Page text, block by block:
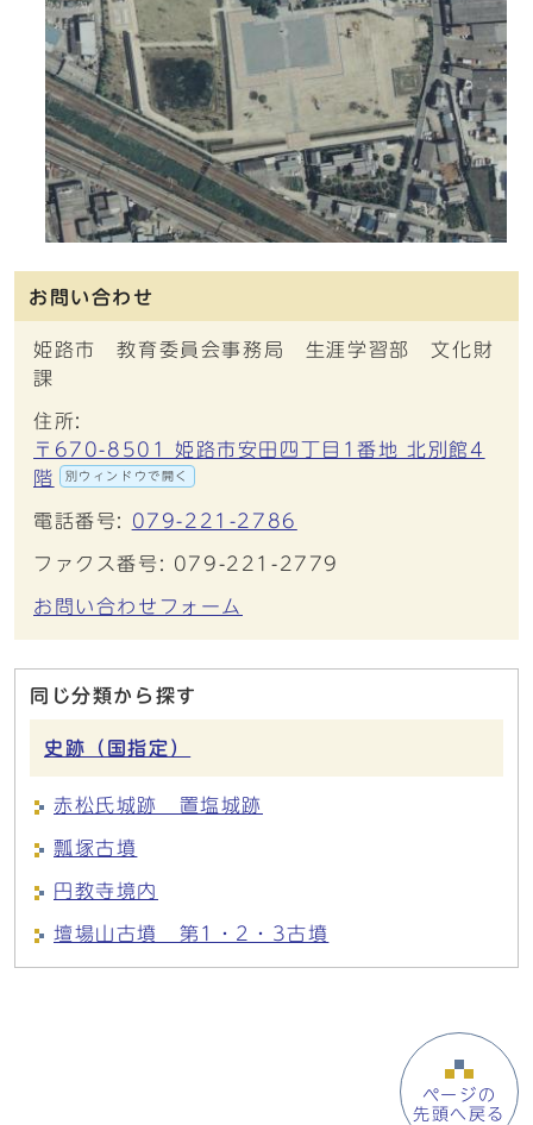
お問い合わせ
姫路市 教育委員会事務局 生涯学習部 文化財
課
住所:
〒670-8501 姫路市安田四丁目1番地 北別館4
階
別ウィンドウで開く
電話番号: 079-221-2786
ファクス番号: 079-221-2779
お問い合わせフォーム
同じ分類から探す
史跡（国指定）
赤松氏城跡 置塩城跡
瓢塚古墳
円教寺境内
壇場山古墳 第1・2・3古墳
ページの
先頭へ戻る